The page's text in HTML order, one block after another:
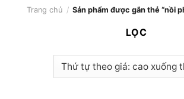
Trang chủ / Sản phẩm được gắn thẻ “nồi
LỌC